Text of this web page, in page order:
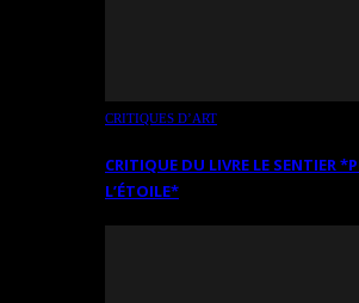
CRITIQUES D’ART
CRITIQUE DU LIVRE LE SENTIER
L’ÉTOILE*